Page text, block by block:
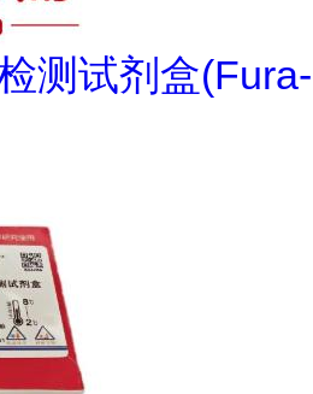
测试剂盒(Fura-